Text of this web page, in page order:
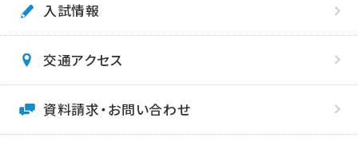
入試情報
交通アクセス
資料請求・お問い合わせ